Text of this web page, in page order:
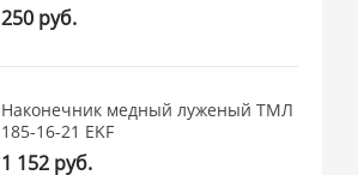
250 руб.
Наконечник медный луженый ТМЛ
185-16-21 EKF
1 152 руб.